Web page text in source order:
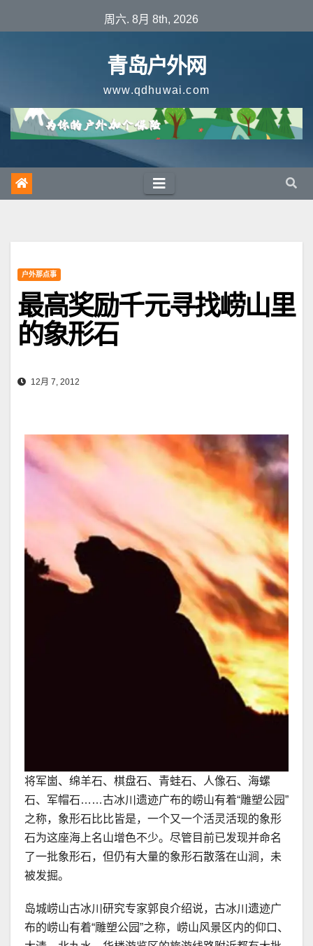
至
周六. 8月 8th, 2026
青岛户外网
www.qdhuwai.com
户外那点事
最高奖励千元寻找崂山里
的象形石
12月 7, 2012
将军崮、绵羊石、棋盘石、青蛙石、人像石、海螺
石、军帽石……古冰川遗迹广布的崂山有着“雕塑公园”
之称，象形石比比皆是，一个又一个活灵活现的象形
石为这座海上名山增色不少。尽管目前已发现并命名
了一批象形石，但仍有大量的象形石散落在山涧，未
被发掘。
岛城崂山古冰川研究专家郭良介绍说，古冰川遗迹广
布的崂山有着“雕塑公园”之称，崂山风景区内的仰口、